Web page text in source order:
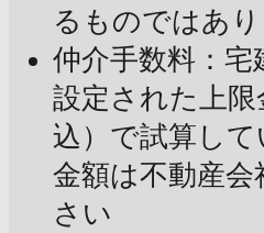
るものではあ
仲介手数料：宅
設定された上
込）で試算し
金額は不動産
さい